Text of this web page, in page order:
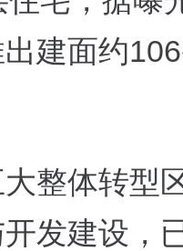
建面约
整体转型
发建设，